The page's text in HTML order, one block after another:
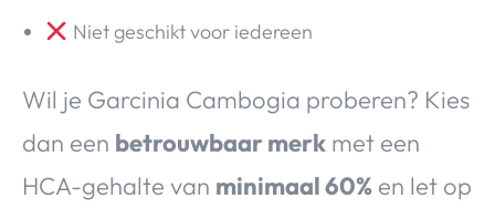
Niet geschikt voor iedereen
Wil je Garcinia Cambogia proberen? Kies
dan een betrouwbaar merk met een
HCA-gehalte van minimaal 60% en let op